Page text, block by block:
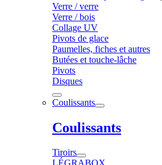
Verre / verre
Verre / bois
Collage UV
Pivots de glace
Paumelles, fiches et autres
Butées et touche-lâche
Pivots
Disques
Coulissants
Coulissants
Tiroirs